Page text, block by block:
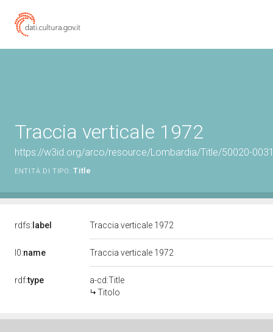
Traccia verticale 1972
https://w3id.org/arco/resource/Lombardia/Title/50020-
ENTITÀ DI TIPO: Title
rdfs: label Traccia verticale 1972
l0:name Traccia verticale 1972
rdf:type
a-cd:Title
Titolo